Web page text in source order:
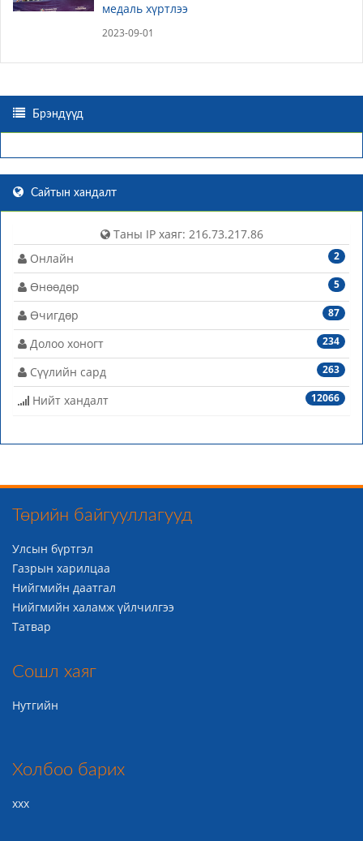
медаль хүртлээ
2023-09-01
Брэндүүд
Сайтын хандалт
Таны IP хаяг: 216.73.217.86
2
Онлайн
5
Өнөөдөр
87
Өчигдөр
234
Долоо хоногт
263
Сүүлийн сард
12066
Нийт хандалт
Төрийн байгууллагууд
Улсын бүртгэл
Газрын харилцаа
Нийгмийн даатгал
Нийгмийн халамж үйлчилгээ
Татвар
Сошл хаяг
Нутгийн
Холбоо барих
ххх